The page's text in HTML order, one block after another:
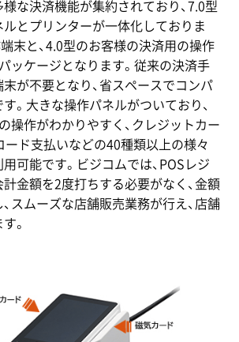
な決済機能が集約されており、7.0型
とプリンターが一体化しておりま
末と、4.0型のお客様の決済用の操作
ッケージとなります。従来の決済手
が不要となり、省スペースでコンパ
。大きな操作パネルがついており、
操作がわかりやすく、クレジットカー
ード支払いなどの40種類以上の様々
可能です。ビジコムでは、POSレジ
金額を2度打ちする必要がなく、金額
スムーズな店舗販売業務が行え、店舗
。